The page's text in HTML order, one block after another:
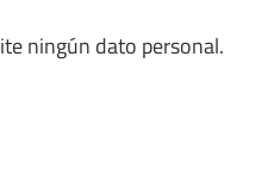
ningún dato personal.